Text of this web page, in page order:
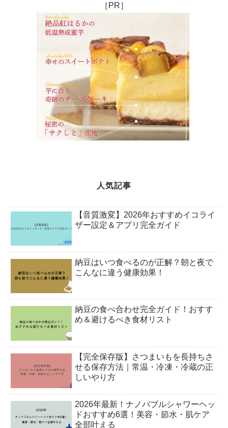
［PR］
人気記事
【音質激変】2026年おすすめイコライ
ザー設定＆アプリ完全ガイド
納豆はいつ食べるのが正解？朝と夜で
こんなに違う健康効果！
納豆の食べ合わせ完全ガイド！おすす
め＆避けるべき食材リスト
【完全保存版】さつまいもを長持ちさ
せる保存方法｜常温・冷凍・冷蔵の正
しいやり方
2026年最新！ナノバブルシャワーヘッ
ドおすすめ6選！美容・節水・肌ケア
全部叶える